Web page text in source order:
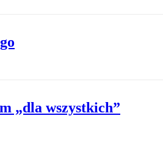
„dla wszystkich”